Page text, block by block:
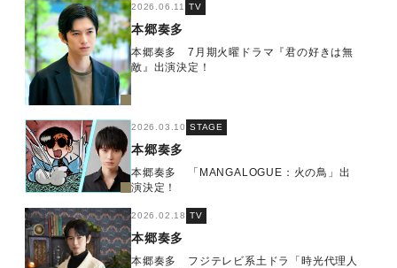
2026.06.11 TV
本郷奏多
本郷奏多 7月期火曜ドラマ『君の好きは無
敵』出演決定！
2026.03.10 STAGE
本郷奏多
本郷奏多 「MANGALOGUE：火の鳥」出
演決定！
2026.02.18 TV
本郷奏多
本郷奏多 フジテレビ系土ドラ「時光代理人